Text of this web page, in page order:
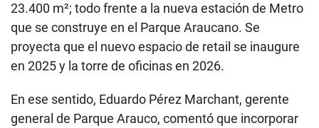
23.400 m²; todo frente a la nueva estación de Metro
que se construye en el Parque Araucano. Se
proyecta que el nuevo espacio de retail se inaugure
en 2025 y la torre de oficinas en 2026.
En ese sentido, Eduardo Pérez Marchant, gerente
general de Parque Arauco, comentó que incorporar